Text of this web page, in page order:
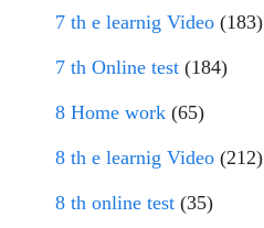
7 th e learnig Video (183)
7 th Online test (184)
8 Home work (65)
8 th e learnig Video (212)
8 th online test (35)